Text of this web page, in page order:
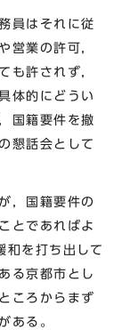
員はそれに従
営業の許可，
も許されず，
体的にどうい
国籍要件を撤
懇話会として
，国籍要件の
とであればよ
和を打ち出して
る京都市とし
ころからまず
ある。